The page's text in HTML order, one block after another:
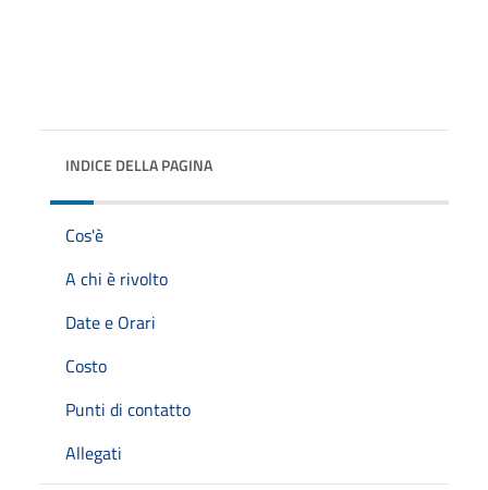
INDICE DELLA PAGINA
Cos'è
A chi è rivolto
Date e Orari
Costo
Punti di contatto
Allegati